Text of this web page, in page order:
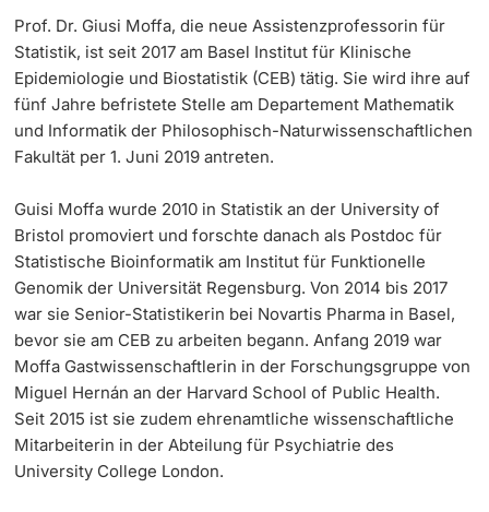
Fördernde & Alumni
Dozierende
weitere Informationen
‡ ‡ ‡ ‡ ‡ ‡ ‡ ‡ ‡ ‡ ‡ ‡
UNI NOVA
‡ ‡ ‡ ‡ ‡ ‡ ‡ ‡
Service für Medien
Podcasts
‡ ‡ ‡ ‡ ‡ ‡ ‡ ‡ ‡ ‡ ‡ ‡
Ukraine
Universität
Prof. Dr. Giusi Moffa, die neue Assistenzprofessorin für
Statistik, ist seit 2017 am Basel Institut für Klinische
Epidemiologie und Biostatistik (CEB) tätig. Sie wird ihre auf
fünf Jahre befristete Stelle am Departement Mathematik
und Informatik der Philosophisch-Naturwissenschaftlichen
Fakultät per 1. Juni 2019 antreten.
Guisi Moffa wurde 2010 in Statistik an der University of
Bristol promoviert und forschte danach als Postdoc für
Statistische Bioinformatik am Institut für Funktionelle
Genomik der Universität Regensburg. Von 2014 bis 2017
war sie Senior-Statistikerin bei Novartis Pharma in Basel,
bevor sie am CEB zu arbeiten begann. Anfang 2019 war
Moffa Gastwissenschaftlerin in der Forschungsgruppe von
Miguel Hernán an der Harvard School of Public Health.
Seit 2015 ist sie zudem ehrenamtliche wissenschaftliche
Mitarbeiterin in der Abteilung für Psychiatrie des
University College London.